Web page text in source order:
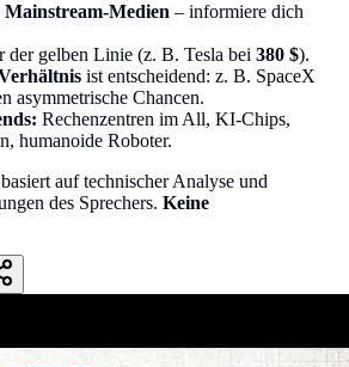
Medien – informiere dich
der gelben Linie (z. B. Tesla bei 380 $).
ist entscheidend: z. B. SpaceX
asymmetrische Chancen.
Rechenzentren im All, KI-Chips,
humanoide Roboter.
auf technischer Analyse und
des Sprechers. Keine